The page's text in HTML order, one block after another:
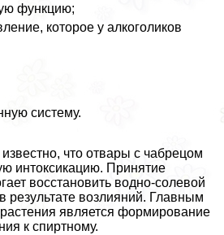
функцию;
которое у алкоголиков
систему.
что отвары с чабрецом
интоксикацию. Принятие
восстановить водно-солевой
результате возлияний. Главным
является формирование
к спиртному.